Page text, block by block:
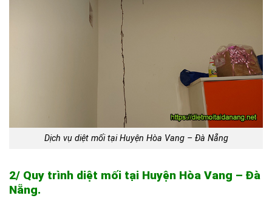
Dịch vụ diệt mối tại Huyện Hòa Vang – Đà Nẵng
2/ Quy trình diệt mối tại Huyện Hòa Vang – Đà
Nẵng.